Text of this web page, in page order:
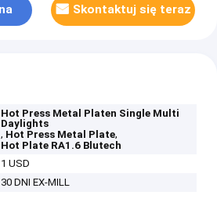
Skontaktuj się teraz
Hot Press Metal Platen Single Multi
Daylights
, Hot Press Metal Plate,
Hot Plate RA1.6 Blutech
1 USD
30 DNI EX-MILL